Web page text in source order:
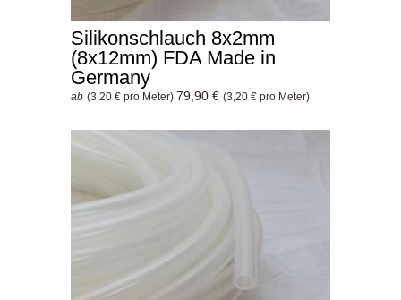
Silikonschlauch 8x2mm
(8x12mm) FDA Made in
Germany
ab (3,20 € pro Meter) 79,90 € (3,20 € pro Meter)